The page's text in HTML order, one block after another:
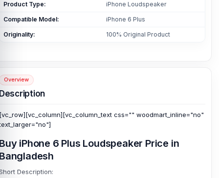
Product Type: iPhone Loudspeaker
Compatible Model: iPhone 6 Plus
Originality: 100% Original Product
Overview
css="" woodmart_inline="no"
iPhone 6 Plus Loudspeaker Price in
Description: